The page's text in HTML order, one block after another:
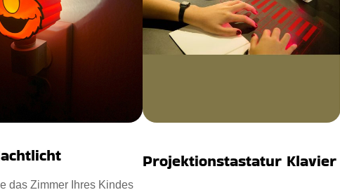
das Zimmer Ihres Kindes
Projektionstastatur Klavier